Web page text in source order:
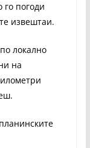
го погоди
извештаи.
локално
на